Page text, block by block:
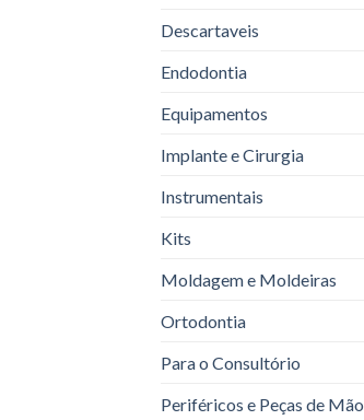
Descartaveis
Endodontia
Equipamentos
Implante e Cirurgia
Instrumentais
Kits
Moldagem e Moldeiras
Ortodontia
Para o Consultório
Periféricos e Peças de Mão